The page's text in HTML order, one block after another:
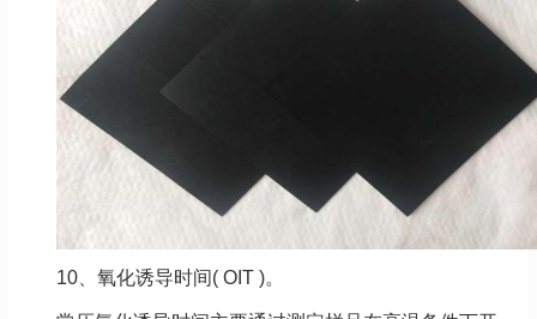
10、氧化诱导时间( OIT )。